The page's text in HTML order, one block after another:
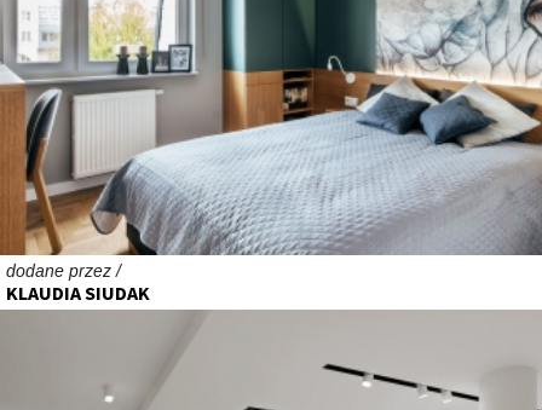
dodane przez /
KLAUDIA SIUDAK